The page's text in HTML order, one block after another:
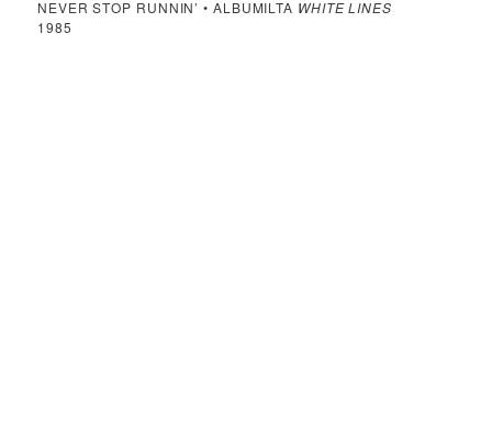
NEVER STOP RUNNIN’ • ALBUMILTA WHITE LINES
1985